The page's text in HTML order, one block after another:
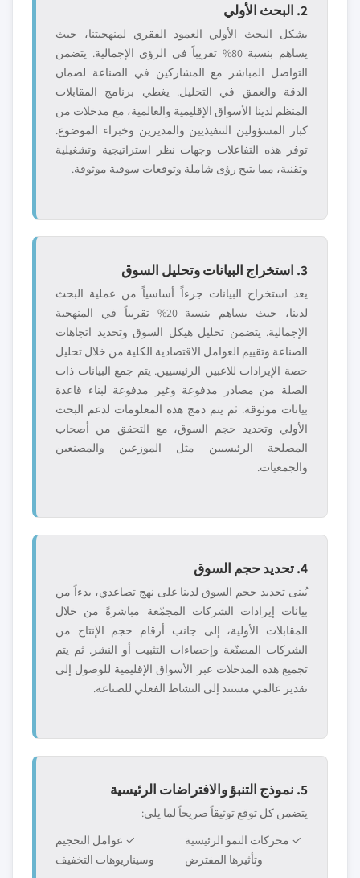
2. البحث الأولي
يشكل البحث الأولي العمود الفقري لمنهجيتنا، حيث
يساهم بنسبة 80% تقريباً في الرؤى الإجمالية. يتضمن
التواصل المباشر مع المشاركين في الصناعة لضمان
الدقة والعمق في التحليل. يغطي برنامج المقابلات
المنظم لدينا الأسواق الإقليمية والعالمية، مع مدخلات من
كبار المسؤولين التنفيذيين والمديرين وخبراء الموضوع.
توفر هذه التفاعلات وجهات نظر استراتيجية وتشغيلية
وتقنية، مما يتيح رؤى شاملة وتوقعات سوقية موثوقة.
3. استخراج البيانات وتحليل السوق
يعد استخراج البيانات جزءاً أساسياً من عملية البحث
لدينا، حيث يساهم بنسبة 20% تقريباً في المنهجية
الإجمالية. يتضمن تحليل هيكل السوق وتحديد اتجاهات
الصناعة وتقييم العوامل الاقتصادية الكلية من خلال تحليل
حصة الإيرادات للاعبين الرئيسيين. يتم جمع البيانات ذات
الصلة من مصادر مدفوعة وغير مدفوعة لبناء قاعدة
بيانات موثوقة. ثم يتم دمج هذه المعلومات لدعم البحث
الأولي وتحديد حجم السوق، مع التحقق من أصحاب
المصلحة الرئيسيين مثل الموزعين والمصنعين
والجمعيات.
4. تحديد حجم السوق
يُبنى تحديد حجم السوق لدينا على نهج تصاعدي، بدءاً من
بيانات إيرادات الشركات المجمّعة مباشرةً من خلال
المقابلات الأولية، إلى جانب أرقام حجم الإنتاج من
الشركات المصنّعة وإحصاءات التثبيت أو النشر. ثم يتم
تجميع هذه المدخلات عبر الأسواق الإقليمية للوصول إلى
تقدير عالمي مستند إلى النشاط الفعلي للصناعة.
5. نموذج التنبؤ والافتراضات الرئيسية
يتضمن كل توقع توثيقاً صريحاً لما يلي:
✓ محركات النمو الرئيسية
وتأثيرها المفترض
✓ عوامل التحجيم
وسيناريوهات التخفيف